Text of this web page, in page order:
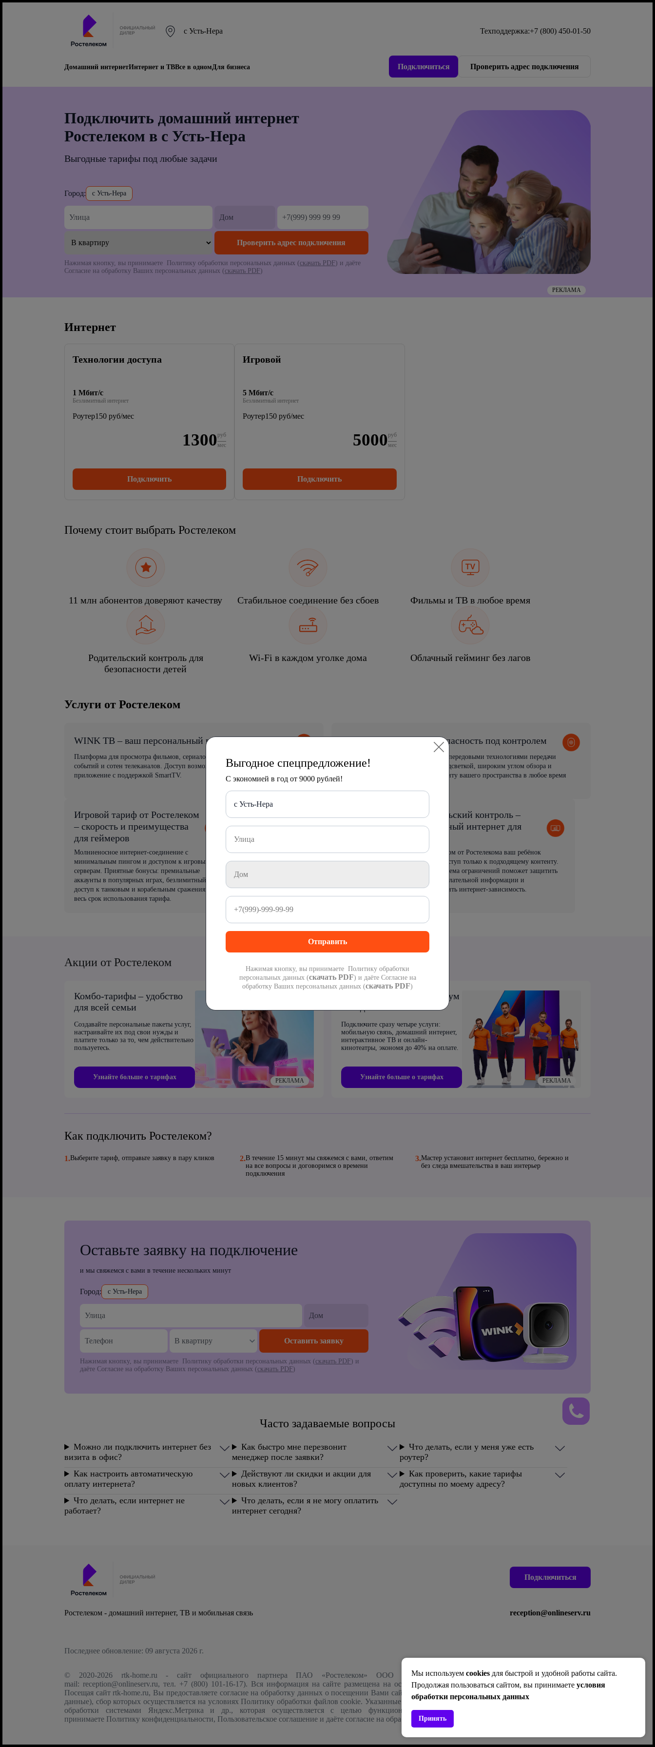
с Усть-Нера Техподдержка:+7 (800) 450-01-50
Домашний интернетИнтернет и ТВВсе в одномДля бизнеса Подключиться Проверить адрес подключения
Подключить домашний интернет
Ростелеком в с Усть-Нера
Выгодные тарифы под любые задачи
Город: с Усть-Нера
Нажимая кнопку, вы принимаете Политику обработки персональных данных (скачать PDF) и даёте
Согласие на обработку Ваших персональных данных (скачать PDF)
РЕКЛАМА
Интернет
Технологии доступа
1 Мбит/с
Безлимитный интернет
Роутер150 руб/мес
1300руб
мес
Подключить
Игровой
5 Мбит/с
Безлимитный интернет
Роутер150 руб/мес
5000 руб
мес
Подключить
Почему стоит выбрать Ростелеком
11 млн абонентов доверяют качеству Стабильное соединение без сбоев Фильмы и ТВ в любое время
Родительский контроль для
безопасности детей
Wi-Fi в каждом уголке дома Облачный гейминг без лагов
Услуги от Ростелеком
WINK ТВ – ваш персональный видеосервис
Платформа для просмотра фильмов, сериалов, мультфильмов, спортивных
событий и сотен телеканалов. Доступ возможен через ТВ-приставку или
приложение с поддержкой SmartTV.
Видеонаблюдение – безопасность под контролем
Современная система наблюдения с передовыми технологиями передачи
данных. Камеры с инфракрасной подсветкой, широким углом обзора и
датчиками движения обеспечат защиту вашего пространства в любое время
Игровой тариф от Ростелеком
– скорость и преимущества
для геймеров
Молниеносное интернет-соединение с
минимальным пингом и доступом к игровым
серверам. Приятные бонусы: премиальные
аккаунты в популярных играх, безлимитный
доступ к танковым и корабельным сражениям на
весь срок использования тарифа.
ваши данные всегда под рукой
Загружайте файлы в интернет и храните их на
Родительский контроль –
безопасный интернет для
С интернетом от Ростелекома ваш ребёнок
получит доступ только к подходящему контенту.
Гибкая система ограничений поможет защитить
его от нежелательной информации и
предотвратить интернет-зависимость.
Акции от Ростелеком
Комбо-тарифы – удобство
для всей семьи
Создавайте персональные пакеты услуг,
настраивайте их под свои нужды и
платите только за то, чем действительно
пользуетесь.
Узнайте больше о тарифах РЕКЛАМА
Четыре в одном – максимум
Подключите сразу четыре услуги:
мобильную связь, домашний интернет,
интерактивное ТВ и онлайн-
кинотеатры, экономя до 40% на оплате.
Узнайте больше о тарифах РЕКЛАМА
Как подключить Ростелеком?
1.Выберите тариф, отправьте заявку в пару кликов 2.В течение 15 минут мы свяжемся с вами, ответим
на все вопросы и договоримся о времени
подключения
3.Мастер установит интернет бесплатно, бережно и
без следа вмешательства в ваш интерьер
Оставьте заявку на подключение
и мы свяжемся с вами в течение нескольких минут
Город: с Усть-Нера
В квартиру
Нажимая кнопку, вы принимаете Политику обработки персональных данных (скачать PDF) и
даёте Согласие на обработку Ваших персональных данных (скачать PDF)
Часто задаваемые вопросы
Можно ли подключить интернет без
визита в офис?
Как быстро мне перезвонит
менеджер после заявки?
Что делать, если у меня уже есть
роутер?
Как настроить автоматическую
оплату интернета?
Действуют ли скидки и акции для
новых клиентов?
Как проверить, какие тарифы
доступны по моему адресу?
Что делать, если интернет не
работает?
Что делать, если я не могу оплатить
интернет сегодня?
Ростелеком - домашний интернет, ТВ и мобильная связь
Подключиться
reception@onlineserv.ru
Последнее обновление: 09 августа 2026 г.
© 2020-2026 rtk-home.ru - сайт официального партнера ПАО «Ростелеком» ООО "ОНЛАЙН СЕРВИСЫ" (ОГРН:1196234008915, e-
mail: reception@onlineserv.ru, тел. +7 (800) 101-16-17). Вся информация на сайте размещена на основании партнерского договора с ПАО «Ростелеком».
Посещая сайт rtk-home.ru, Вы предоставляете согласие на обработку данных о посещении Вами сайта rtk-home.ru (данные
данные), сбор которых осуществляется на условиях Политику обработки файлов cookie. Указанные данные могут быть использованы для их последующей
обработки системами Яндекс.Метрика и др., которая осуществляется с целью функционирования сайта rtk-home.ru Отправляя заявку, Вы
принимаете Политику конфиденциальности, Пользовательское соглашение и даёте согласие на обработку Ваших персональных данных
Выгодное спецпредложение!
С экономией в год от 9000 рублей!
с Усть-Нера
Нажимая кнопку, вы принимаете Политику обработки
персональных данных (скачать PDF) и даёте Согласие на
обработку Ваших персональных данных (скачать PDF)
Мы используем cookies для быстрой и удобной работы сайта.
Продолжая пользоваться сайтом, вы принимаете условия
обработки персональных данных
Принять